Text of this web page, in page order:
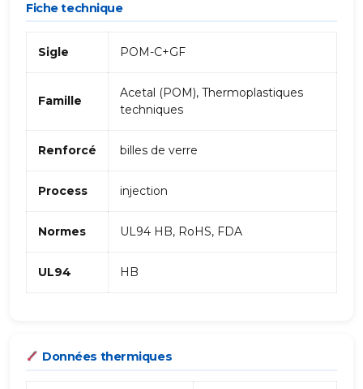
Fiche technique
Sigle POM-C+GF
Famille
Acetal (POM), Thermoplastiques
techniques
Renforcé billes de verre
Process injection
Normes UL94 HB, RoHS, FDA
UL94 HB
Données thermiques